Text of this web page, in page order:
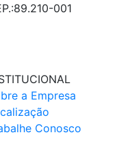
001
a Empresa
Conosco